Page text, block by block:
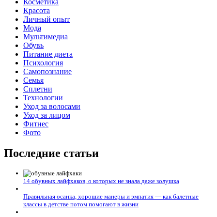
Косметика
Красота
Личный опыт
Мода
Мультимедиа
Обувь
Питание диета
Психология
Самопознание
Семья
Сплетни
Технологии
Уход за волосами
Уход за лицом
Фитнес
Фото
Последние статьи
14 обувных лайфхаков, о которых не знала даже золушка
Правильная осанка, хорошие манеры и эмпатия — как балетные
классы в детстве потом помогают в жизни